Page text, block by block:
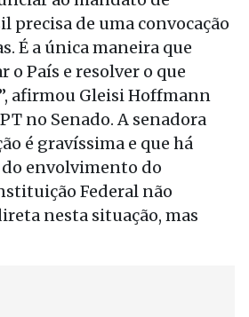
precisa de uma convocação
É a única maneira que
o País e resolver o que
afirmou Gleisi Hoffmann
no Senado. A senadora
é gravíssima e que há
envolvimento do
Federal não
nesta situação, mas